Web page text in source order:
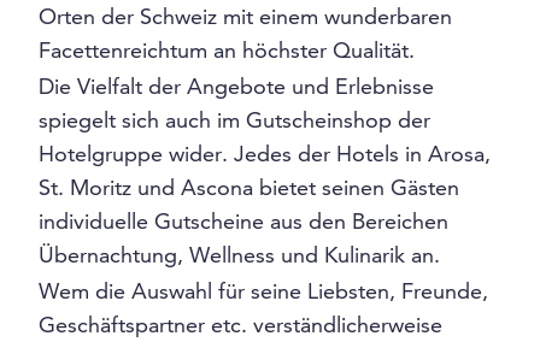
Orten der Schweiz mit einem wunderbaren
Facettenreichtum an höchster Qualität.
Die Vielfalt der Angebote und Erlebnisse
spiegelt sich auch im Gutscheinshop der
Hotelgruppe wider. Jedes der Hotels in Arosa,
St. Moritz und Ascona bietet seinen Gästen
individuelle Gutscheine aus den Bereichen
Übernachtung, Wellness und Kulinarik an.
Wem die Auswahl für seine Liebsten, Freunde,
Geschäftspartner etc. verständlicherweise